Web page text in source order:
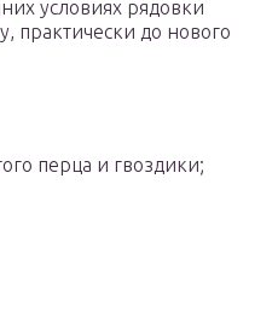
условиях рядовки
практически до нового
перца и гвоздики;